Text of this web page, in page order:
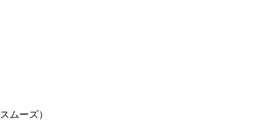
ムーズ）